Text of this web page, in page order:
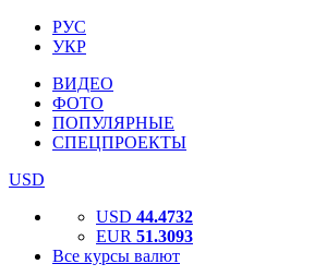
РУС
УКР
ВИДЕО
ФОТО
ПОПУЛЯРНЫЕ
СПЕЦПРОЕКТЫ
USD
USD 44.4732
EUR 51.3093
Все курсы валют